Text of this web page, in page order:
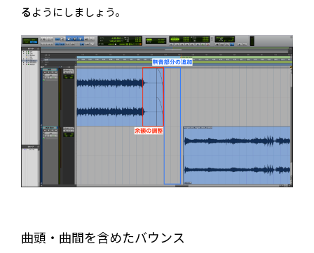
るようにしましょう。
曲頭・曲間を含めたバウンス